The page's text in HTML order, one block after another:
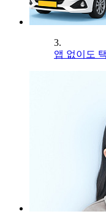
3.
앱 없이도